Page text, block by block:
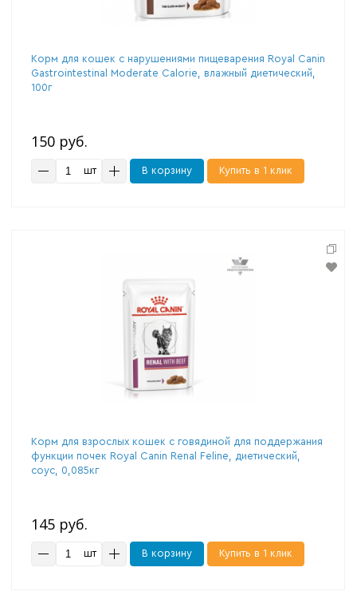
Корм для кошек с нарушениями пищеварения Royal Canin
Gastrointestinal Moderate Calorie, влажный диетический,
100г
150 руб.
шт В корзину Купить в 1 клик
Корм для взрослых кошек с говядиной для поддержания
функции почек Royal Canin Renal Feline, диетический,
соус, 0,085кг
145 руб.
шт В корзину Купить в 1 клик